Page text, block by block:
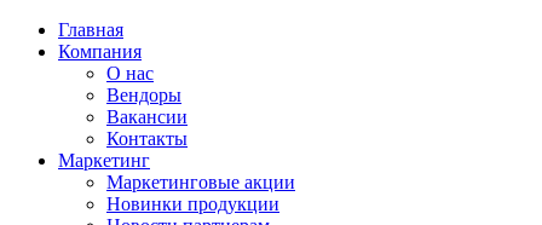
Главная
Компания
О нас
Вендоры
Вакансии
Контакты
Маркетинг
Маркетинговые акции
Новинки продукции